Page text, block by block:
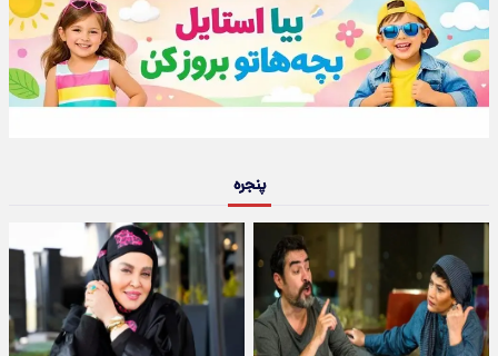
پنجره